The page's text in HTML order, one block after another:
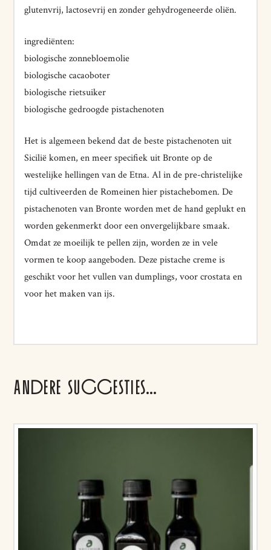
glutenvrij, lactosevrij en zonder gehydrogeneerde oliën.
ingrediënten:
biologische zonnebloemolie
biologische cacaoboter
biologische rietsuiker
biologische gedroogde pistachenoten
Het is algemeen bekend dat de beste pistachenoten uit
Sicilië komen, en meer specifiek uit Bronte op de
westelijke hellingen van de Etna. Al in de pre-christelijke
tijd cultiveerden de Romeinen hier pistachebomen. De
pistachenoten van Bronte worden met de hand geplukt en
worden gekenmerkt door een onvergelijkbare smaak.
Omdat ze moeilijk te pellen zijn, worden ze in vele
vormen te koop aangeboden. Deze pistache creme is
geschikt voor het vullen van dumplings, voor crostata en
voor het maken van ijs.
ANDERE SUGGESTIES…